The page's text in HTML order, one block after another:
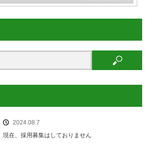
2024.08.7
現在、採用募集はしておりません